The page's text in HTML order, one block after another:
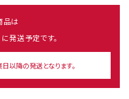
品は
に発送予定です。
以降の発送となります。